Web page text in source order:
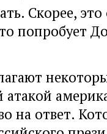
Скорее, это
попробует
атакой
на ответ.